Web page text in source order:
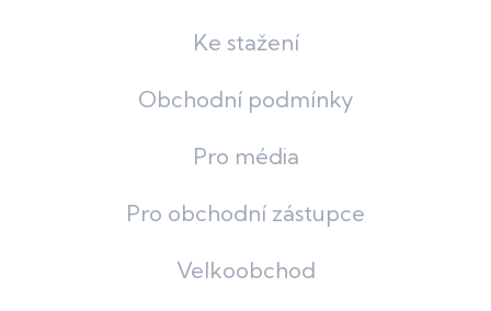
Ke stažení
Obchodní podmínky
Pro média
Pro obchodní zástupce
Velkoobchod